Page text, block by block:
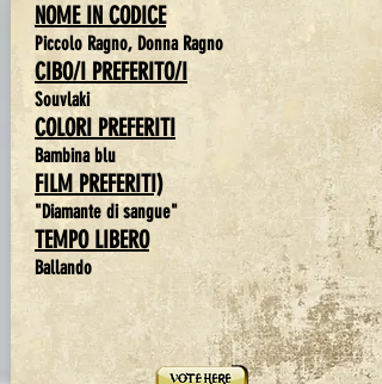
NOME IN CODICE
Piccolo Ragno, Donna Ragno
CIBO/I PREFERITO/I
Souvlaki
COLORI PREFERITI
Bambina blu
FILM PREFERITI)
"Diamante di sangue"
TEMPO LIBERO
Ballando